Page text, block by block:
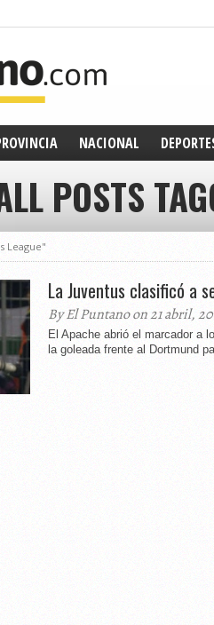
NACIONAL
POSTS
League"
La Juventus clasificó a
By El Puntano on 21 abril,
El Apache abrió el marcador a
la goleada frente al Dortmund